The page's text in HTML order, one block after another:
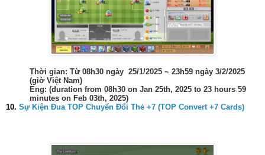
Thời gian: Từ 08h30 ngày 25/1/2025 ~ 23h59 ngày 3/2/2025
(giờ Việt Nam)
Eng: (duration from 08h30 on Jan 25th, 2025 to 23 hours 59
minutes on Feb 03th, 2025)
10. Sự Kiện Đua TOP Chuyển Đổi Thẻ +7 (TOP Convert +7 Cards)